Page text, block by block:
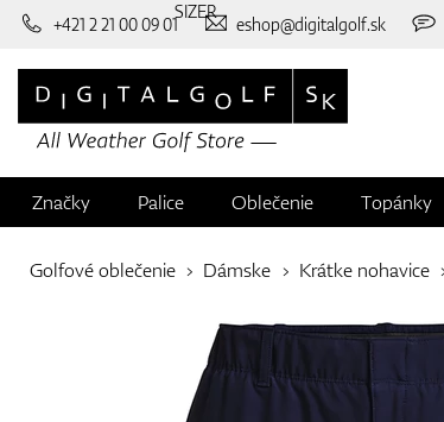
+421 2 21 00 09 01 eshop@digitalgolf.sk
Značky Palice Oblečenie Topánky
Golfové oblečenie Dámske Krátke nohavice
SIZER